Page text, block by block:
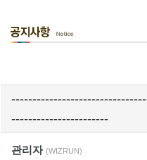
-----------------------
관리자 (WIZRUN)